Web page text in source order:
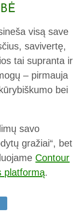
visą save
savivertę,
tai supranta ir
– pirmauja
bei
savo
gražiai“, bet
Contour
platformą.